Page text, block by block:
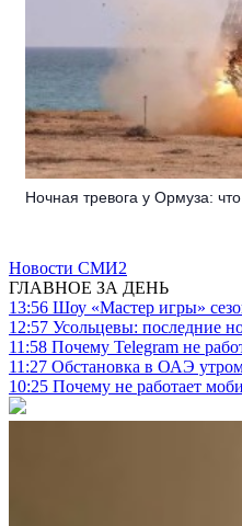
Ночная тревога у Ормуза:
Новости СМИ2
ГЛАВНОЕ ЗА ДЕНЬ
13:56 Шоу «Мастер игры»
12:57 Усольцевы: последние
11:58 Почему Telegram не
11:27 Обстановка в ОАЭ
10:25 Почему не работает